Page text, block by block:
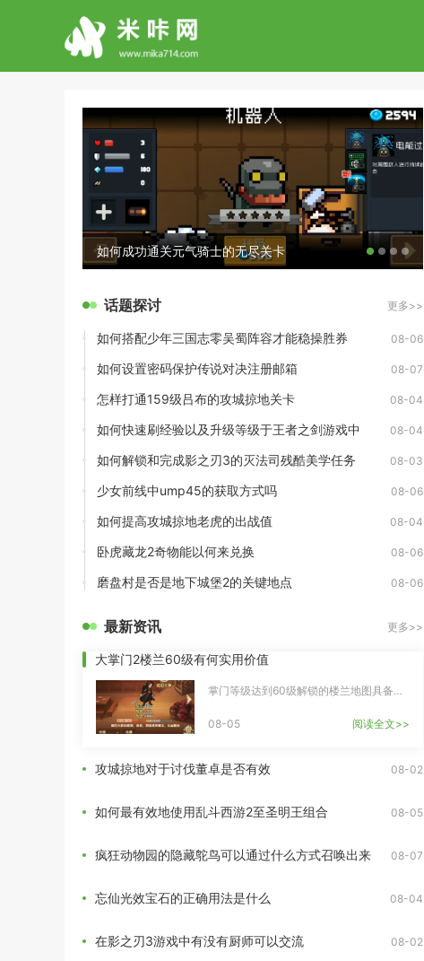
如何成功通关元气骑士的无尽关卡
话题探讨 更多>>
如何搭配少年三国志零吴蜀阵容才能稳操胜券 08-06
如何设置密码保护传说对决注册邮箱 08-07
怎样打通159级吕布的攻城掠地关卡 08-04
如何快速刷经验以及升级等级于王者之剑游戏中 08-04
如何解锁和完成影之刃3的灭法司残酷美学任务 08-03
少女前线中ump45的获取方式吗 08-06
如何提高攻城掠地老虎的出战值 08-04
卧虎藏龙2奇物能以何来兑换 08-06
磨盘村是否是地下城堡2的关键地点 08-06
最新资讯 更多>>
大掌门2楼兰60级有何实用价值
掌门等级达到60级解锁的楼兰地图具备极高中期养成价值，是中期...
08-05 阅读全文>>
攻城掠地对于讨伐董卓是否有效 08-02
如何最有效地使用乱斗西游2至圣明王组合 08-05
疯狂动物园的隐藏鸵鸟可以通过什么方式召唤出来 08-07
忘仙光效宝石的正确用法是什么 08-04
在影之刃3游戏中有没有厨师可以交流 08-02